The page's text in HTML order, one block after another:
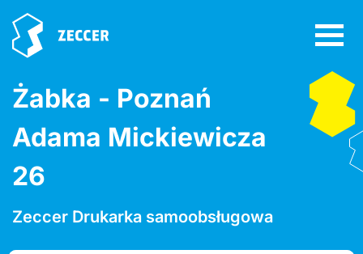
Żabka - Poznań
Adama Mickiewicza
26
Zeccer Drukarka samoobsługowa